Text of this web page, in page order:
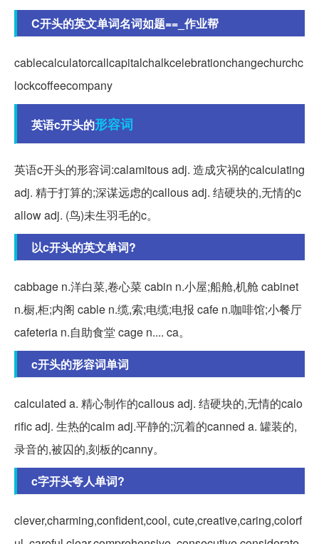
C开头的英文单词名词如题==_作业帮
cablecalculatorcallcapitalchalkcelebrationchangechurchc
lockcoffeecompany
英语c开头的形容词
英语c开头的形容词:calamitous adj. 造成灾祸的calculating
adj. 精于打算的;深谋远虑的callous adj. 结硬块的,无情的c
allow adj. (鸟)未生羽毛的c。
以c开头的英文单词?
cabbage n.洋白菜,卷心菜 cabin n.小屋;船舱,机舱 cabinet
n.橱,柜;内阁 cable n.缆,索;电缆;电报 cafe n.咖啡馆;小餐厅
cafeteria n.自助食堂 cage n.... ca。
c开头的形容词单词
calculated a. 精心制作的callous adj. 结硬块的,无情的calo
rific adj. 生热的calm adj.平静的;沉着的canned a. 罐装的,
录音的,被囚的,刻板的canny。
c字开头夸人单词?
clever,charming,confident,cool, cute,creative,caring,colorf